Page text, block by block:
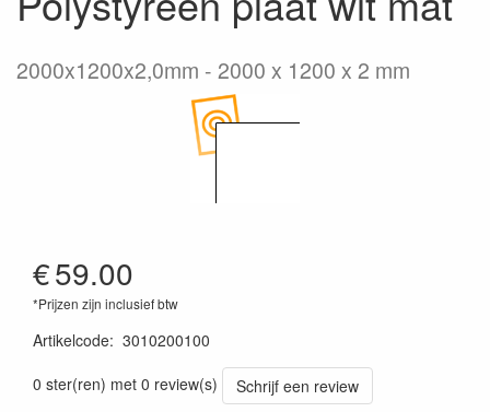
2000x1200x2,0mm 2000 x 1200 x 2 mm
€59.00
*Prijzen zijn inclusief btw
Artikelcode: 3010200100
0 ster(ren) met 0 review(s)
Schrijf een review